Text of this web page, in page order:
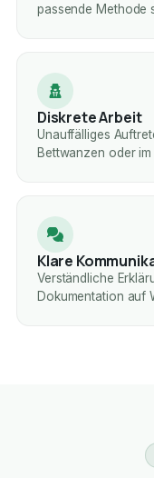
passende Methode
Diskrete Arbeit
Unauffälliges
Bettwanzen oder
Klare
Verständliche
Dokumentation auf